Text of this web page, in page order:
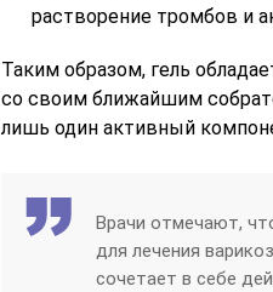
растворение тромбов и
Таким образом, гель
со своим ближайшим
лишь один активный
Врачи отмечают,
для лечения
сочетает в себе